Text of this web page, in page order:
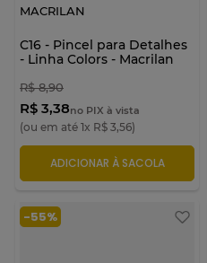
MACRILAN
C16 - Pincel para Detalhes
- Linha Colors - Macrilan
R$ 8,90
R$ 3,38no PIX à vista
(ou em até 1x R$ 3,56)
ADICIONAR À SACOLA
-55%